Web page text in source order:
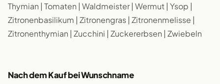
Thymian | Tomaten | Waldmeister | Wermut | Ysop |
Zitronenbasilikum | Zitronengras | Zitronenmelisse |
Zitronenthymian | Zucchini | Zuckererbsen | Zwiebeln
Nach dem Kauf bei Wunschname